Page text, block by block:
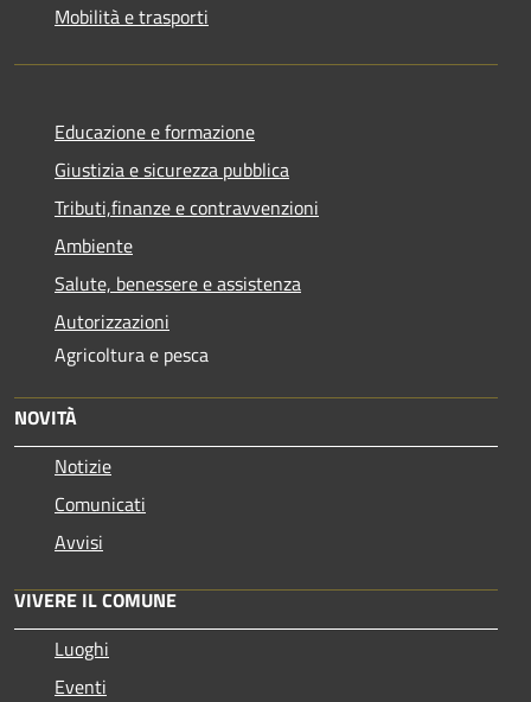
Mobilità e trasporti
Educazione e formazione
Giustizia e sicurezza pubblica
Tributi,finanze e contravvenzioni
Ambiente
Salute, benessere e assistenza
Autorizzazioni
Agricoltura e pesca
NOVITÀ
Notizie
Comunicati
Avvisi
VIVERE IL COMUNE
Luoghi
Eventi